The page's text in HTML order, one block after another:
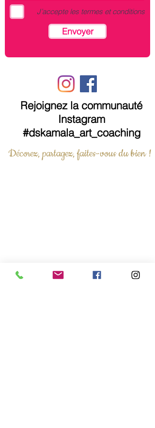
J’accepte les termes et conditions
Envoyer
Rejoignez la communauté
Instagram
#dskamala_art_coaching
Décorez, partagez, faites-vous du bien !